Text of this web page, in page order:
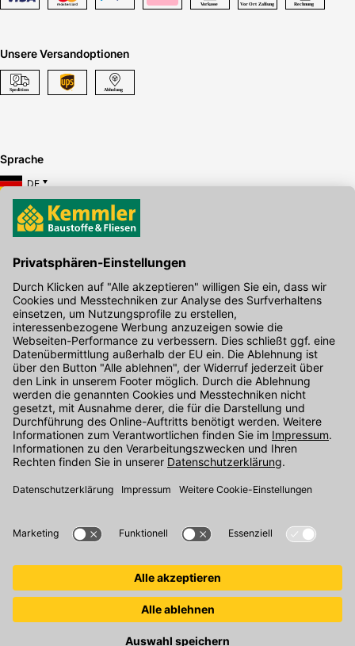
Unsere Versandoptionen
Sprache
DE
Hier gibt's die kostenlose App
Kontakt
Unser Onlineshop Team ist montags bis freitags von 08:00 - 17:00
Uhr unter der Telefonnummer07071 / 151-151für Sie erreichbar.
Alternativ können Sie unser Kontaktformular nutzen.
Den Kontakt direkt in unsere Niederlassungen finden Sie